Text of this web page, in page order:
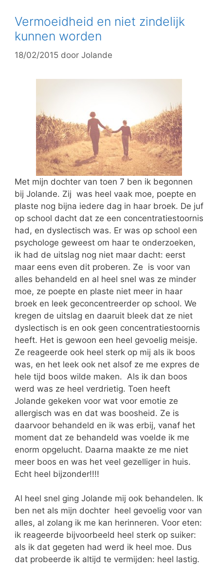
Vermoeidheid en niet zindelijk
kunnen worden
18/02/2015 door Jolande
Met mijn dochter van toen 7 ben ik begonnen
bij Jolande. Zij was heel vaak moe, poepte en
plaste nog bijna iedere dag in haar broek. De juf
op school dacht dat ze een concentratiestoornis
had, en dyslectisch was. Er was op school een
psychologe geweest om haar te onderzoeken,
ik had de uitslag nog niet maar dacht: eerst
maar eens even dit proberen. Ze is voor van
alles behandeld en al heel snel was ze minder
moe, ze poepte en plaste niet meer in haar
broek en leek geconcentreerder op school. We
kregen de uitslag en daaruit bleek dat ze niet
dyslectisch is en ook geen concentratiestoornis
heeft. Het is gewoon een heel gevoelig meisje.
Ze reageerde ook heel sterk op mij als ik boos
was, en het leek ook net alsof ze me expres de
hele tijd boos wilde maken. Als ik dan boos
werd was ze heel verdrietig. Toen heeft
Jolande gekeken voor wat voor emotie ze
allergisch was en dat was boosheid. Ze is
daarvoor behandeld en ik was erbij, vanaf het
moment dat ze behandeld was voelde ik me
enorm opgelucht. Daarna maakte ze me niet
meer boos en was het veel gezelliger in huis.
Echt heel bijzonder!!!!
Al heel snel ging Jolande mij ook behandelen. Ik
ben net als mijn dochter heel gevoelig voor van
alles, al zolang ik me kan herinneren. Voor eten:
ik reageerde bijvoorbeeld heel sterk op suiker:
als ik dat gegeten had werd ik heel moe. Dus
dat probeerde ik altijd te vermijden: heel lastig.